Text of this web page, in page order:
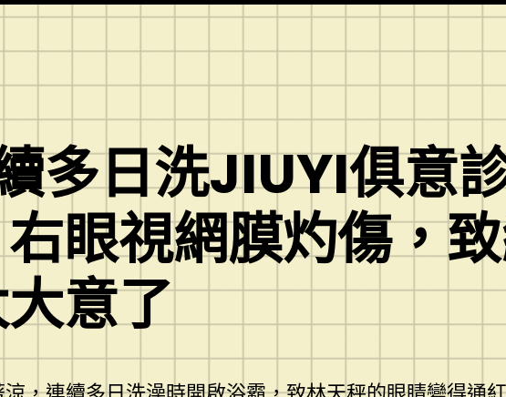
多日洗JIUYI俱意
眼視網膜灼傷，
意了